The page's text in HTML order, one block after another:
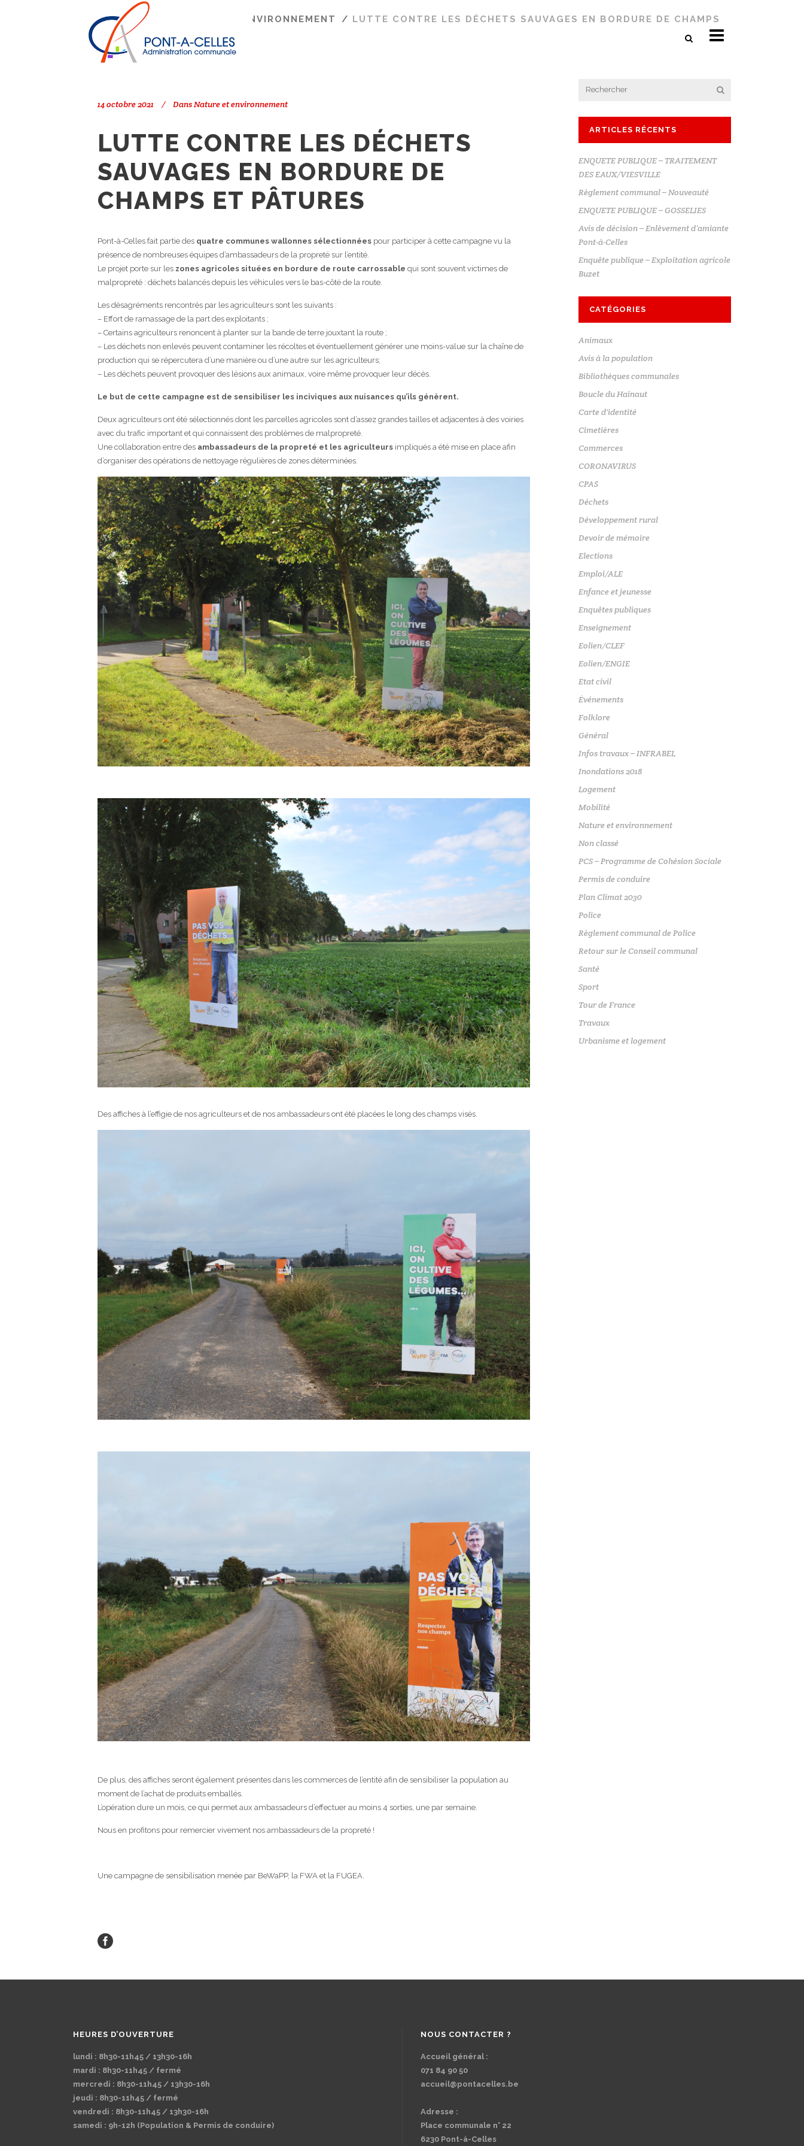
PONT-À-CELLES NATURE ET ENVIRONNEMENT / LUTTE CONTRE LES DÉCHETS SAUVAGES EN BORDURE DE CHAMPS
ET PÂTURES
14 octobre 2021 DansNature et environnement
LUTTE CONTRE LES DÉCHETS
SAUVAGES EN BORDURE DE
CHAMPS ET PÂTURES
Pont-à-Celles fait partie des quatre communes wallonnes sélectionnées pour participer à cette campagne vu la
présence de nombreuses équipes d’ambassadeurs de la propreté sur l’entité.
Le projet porte sur les zones agricoles situées en bordure de route carrossable qui sont souvent victimes de
malpropreté : déchets balancés depuis les véhicules vers le bas-côté de la route.
Les désagréments rencontrés par les agriculteurs sont les suivants :
– Effort de ramassage de la part des exploitants ;
– Certains agriculteurs renoncent à planter sur la bande de terre jouxtant la route ;
– Les déchets non enlevés peuvent contaminer les récoltes et éventuellement générer une moins-value sur la chaîne de
production qui se répercutera d’une manière ou d’une autre sur les agriculteurs;
– Les déchets peuvent provoquer des lésions aux animaux, voire même provoquer leur décès.
Le but de cette campagne est de sensibiliser les inciviques aux nuisances qu’ils génèrent.
Deux agriculteurs ont été sélectionnés dont les parcelles agricoles sont d’assez grandes tailles et adjacentes à des voiries
avec du trafic important et qui connaissent des problèmes de malpropreté.
Une collaboration entre des ambassadeurs de la propreté et les agriculteurs impliqués a été mise en place afin
d’organiser des opérations de nettoyage régulières de zones déterminées.
Des affiches à l’effigie de nos agriculteurs et de nos ambassadeurs ont été placées le long des champs visés.
De plus, des affiches seront également présentes dans les commerces de l’entité afin de sensibiliser la population au
moment de l’achat de produits emballés.
L’opération dure un mois, ce qui permet aux ambassadeurs d’effectuer au moins 4 sorties, une par semaine.
Nous en profitons pour remercier vivement nos ambassadeurs de la propreté !
Une campagne de sensibilisation menée par BeWaPP, la FWA et la FUGEA.
ARTICLES RÉCENTS
ENQUETE PUBLIQUE – TRAITEMENT
DES EAUX/VIESVILLE
Règlement communal – Nouveauté
ENQUETE PUBLIQUE – GOSSELIES
Avis de décision – Enlèvement d’amiante
Pont-à-Celles
Enquête publique – Exploitation agricole
Buzet
CATÉGORIES
Animaux
Avis à la population
Bibliothèques communales
Boucle du Hainaut
Carte d'identité
Cimetières
Commerces
CORONAVIRUS
CPAS
Déchets
Développement rural
Devoir de mémoire
Elections
Emploi/ALE
Enfance et jeunesse
Enquêtes publiques
Enseignement
Eolien/CLEF
Eolien/ENGIE
Etat civil
Événements
Folklore
Général
Infos travaux – INFRABEL
Inondations 2018
Logement
Mobilité
Nature et environnement
Non classé
PCS – Programme de Cohésion Sociale
Permis de conduire
Plan Climat 2030
Police
Règlement communal de Police
Retour sur le Conseil communal
Santé
Sport
Tour de France
Travaux
Urbanisme et logement
HEURES D’OUVERTURE
lundi : 8h30-11h45 / 13h30-16h
mardi : 8h30-11h45 / fermé
mercredi : 8h30-11h45 / 13h30-16h
jeudi : 8h30-11h45 / fermé
vendredi : 8h30-11h45 / 13h30-16h
samedi : 9h-12h (Population & Permis de conduire)
NOUS CONTACTER ?
Accueil général :
071 84 90 50
accueil@pontacelles.be
Adresse :
Place communale n° 22
6230 Pont-à-Celles